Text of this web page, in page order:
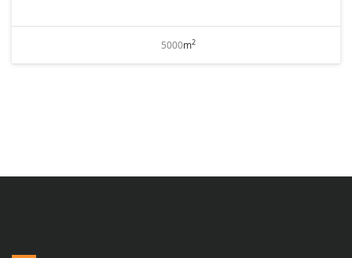
5000m2